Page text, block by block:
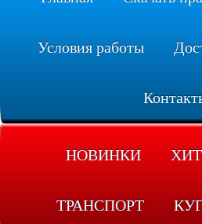
Условия работы
НОВИНКИ
ТРАНСПОРТ